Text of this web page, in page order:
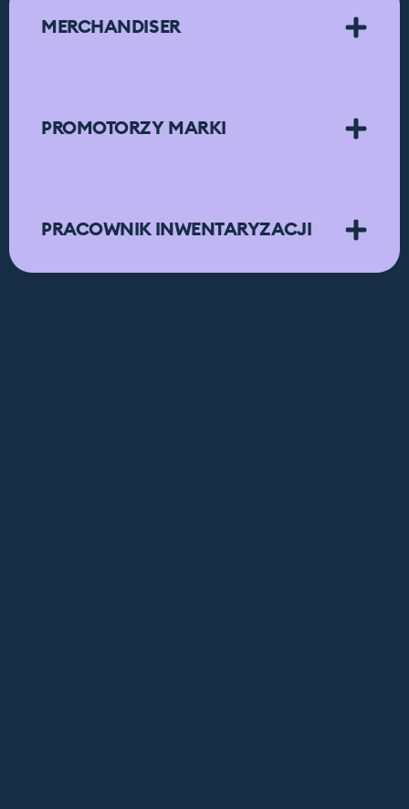
MERCHANDISER
PROMOTORZY MARKI
PRACOWNIK INWENTARYZACJI